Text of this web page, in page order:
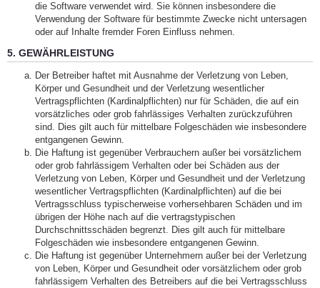
die Software verwendet wird. Sie können insbesondere die
Verwendung der Software für bestimmte Zwecke nicht untersagen
oder auf Inhalte fremder Foren Einfluss nehmen.
5. GEWÄHRLEISTUNG
Der Betreiber haftet mit Ausnahme der Verletzung von Leben,
Körper und Gesundheit und der Verletzung wesentlicher
Vertragspflichten (Kardinalpflichten) nur für Schäden, die auf ein
vorsätzliches oder grob fahrlässiges Verhalten zurückzuführen
sind. Dies gilt auch für mittelbare Folgeschäden wie insbesondere
entgangenen Gewinn.
Die Haftung ist gegenüber Verbrauchern außer bei vorsätzlichem
oder grob fahrlässigem Verhalten oder bei Schäden aus der
Verletzung von Leben, Körper und Gesundheit und der Verletzung
wesentlicher Vertragspflichten (Kardinalpflichten) auf die bei
Vertragsschluss typischerweise vorhersehbaren Schäden und im
übrigen der Höhe nach auf die vertragstypischen
Durchschnittsschäden begrenzt. Dies gilt auch für mittelbare
Folgeschäden wie insbesondere entgangenen Gewinn.
Die Haftung ist gegenüber Unternehmern außer bei der Verletzung
von Leben, Körper und Gesundheit oder vorsätzlichem oder grob
fahrlässigem Verhalten des Betreibers auf die bei Vertragsschluss